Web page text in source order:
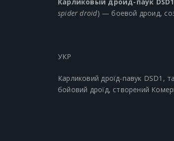
spider droid) — боевой дроид,
УКР
Карликовий дроїд-павук DSD1,
бойовий дроїд, створений